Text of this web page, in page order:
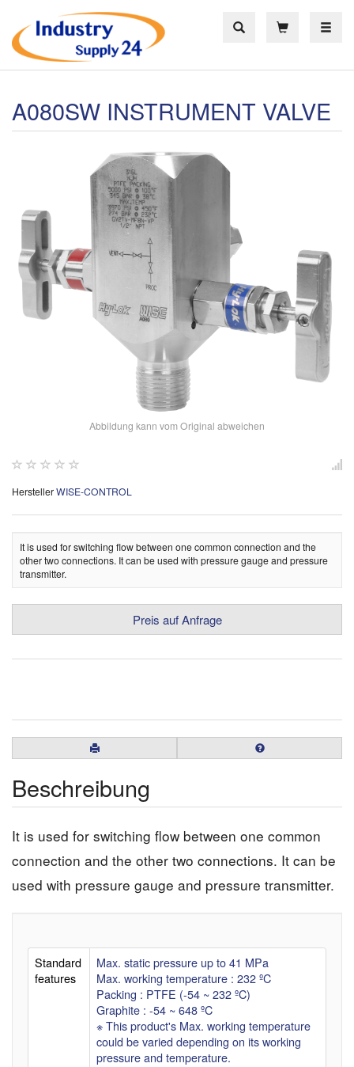
A080SW INSTRUMENT VALVE
Abbildung kann vom Original abweichen
HerstellerWISE-CONTROL
It is used for switching flow between one common connection and the
other two connections. It can be used with pressure gauge and pressure
transmitter.
Preis auf Anfrage
Beschreibung
It is used for switching flow between one common
connection and the other two connections. It can be
used with pressure gauge and pressure transmitter.
Standard
features
Max. static pressure up to 41 MPa
Max. working temperature : 232 ºC
Packing : PTFE (-54 ~ 232 ºC)
Graphite : -54 ~ 648 ºC
※ This product's Max. working temperature
could be varied depending on its working
pressure and temperature.